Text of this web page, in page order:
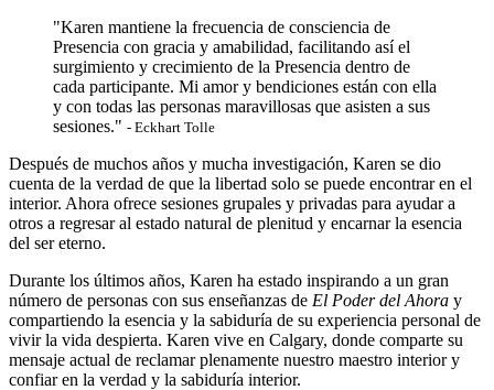
"Karen mantiene la frecuencia de consciencia de
Presencia con gracia y amabilidad, facilitando así el
surgimiento y crecimiento de la Presencia dentro de
cada participante. Mi amor y bendiciones están con ella
y con todas las personas maravillosas que asisten a sus
sesiones." - Eckhart Tolle
Después de muchos años y mucha investigación, Karen se dio
cuenta de la verdad de que la libertad solo se puede encontrar en el
interior. Ahora ofrece sesiones grupales y privadas para ayudar a
otros a regresar al estado natural de plenitud y encarnar la esencia
del ser eterno.
Durante los últimos años, Karen ha estado inspirando a un gran
número de personas con sus enseñanzas de El Poder del Ahora y
compartiendo la esencia y la sabiduría de su experiencia personal de
vivir la vida despierta. Karen vive en Calgary, donde comparte su
mensaje actual de reclamar plenamente nuestro maestro interior y
confiar en la verdad y la sabiduría interior.